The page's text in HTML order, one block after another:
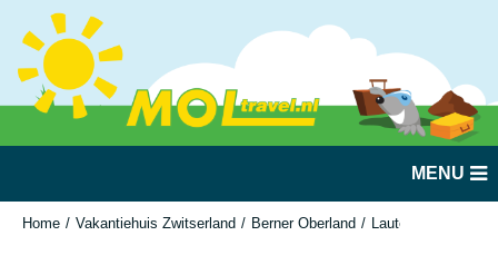
MENU
Home Vakantiehuis Zwitserland Berner Oberland Lauterbrunnen